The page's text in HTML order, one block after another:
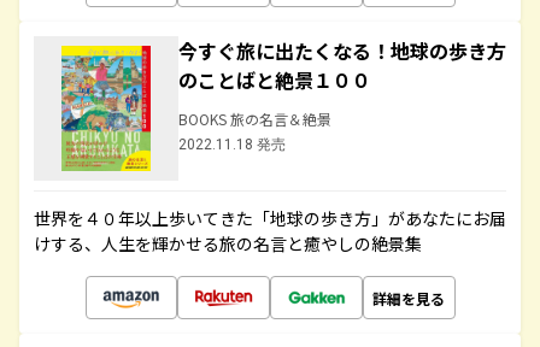
今すぐ旅に出たくなる！地球の歩き方
のことばと絶景１００
BOOKS 旅の名言＆絶景
2022.11.18 発売
世界を４０年以上歩いてきた「地球の歩き方」があなたにお届
けする、人生を輝かせる旅の名言と癒やしの絶景集
詳細を見る